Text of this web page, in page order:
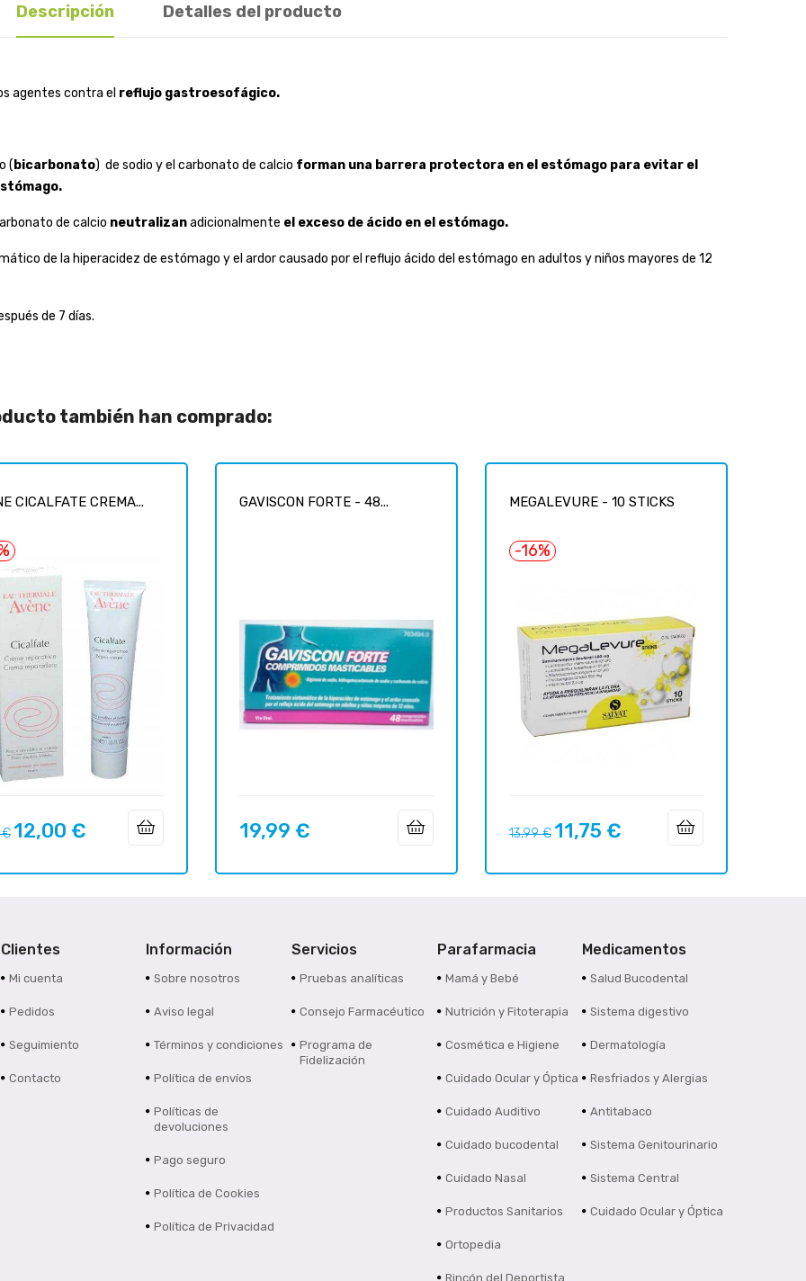
Descripción Detalles del producto
agentes contra el reflujo gastroesofágico.
( bicarbonato) de sodio y el carbonato de calcio forman una barrera protectora en el estómago para evitar el
de calcio neutralizanadicionalmente el exceso de ácido en el estómago.
de la hiperacidez de estómago y el ardor causado por el reflujo ácido del estómago en adultos y niños mayores de 12
de 7 días.
también han comprado:
CICALFATE CREMA...
€ Precio
12,00 €
GAVISCON FORTE - 48...
Precio
19,99 €
MEGALEVURE - 10 STICKS
-16%
Precio
13,99 € Precio
11,75 €
Clientes
Mi cuenta
Pedidos
Seguimiento
Contacto
Información
Sobre nosotros
Aviso legal
Términos y condiciones
Política de envíos
Políticas de
devoluciones
Pago seguro
Política de Cookies
Política de Privacidad
Servicios
Pruebas analíticas
Consejo Farmacéutico
Programa de
Fidelización
Parafarmacia
Mamá y Bebé
Nutrición y Fitoterapia
Cosmética e Higiene
Cuidado Ocular y Óptica
Cuidado Auditivo
Cuidado bucodental
Cuidado Nasal
Productos Sanitarios
Ortopedia
Rincón del Deportista
Medicamentos
Salud Bucodental
Sistema digestivo
Dermatología
Resfriados y Alergias
Antitabaco
Sistema Genitourinario
Sistema Central
Cuidado Ocular y Óptica